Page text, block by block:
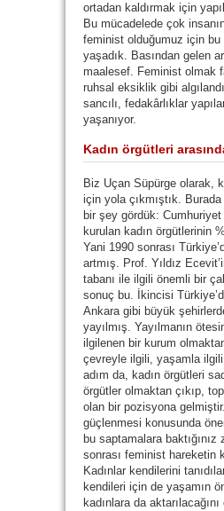
ortadan kaldırmak için
Bu mücadelede çok
feminist olduğumuz için bu
yaşadık. Basından gelen
maalesef. Feminist olmak
ruhsal eksiklik gibi
sancılı, fedakârlıklar
yaşanıyor.
Kadın örgütleri
Biz Uçan Süpürge olarak,
için yola çıkmıştık.
bir şey gördük:
kurulan kadın örgütlerinin
Yani 1990 sonrası
artmış. Prof. Yıldız
tabanı ile ilgili önemli bir
sonuç bu. İkincisi
Ankara gibi büyük
yayılmış. Yayılmanın
ilgilenen bir kurum
çevreyle ilgili, yaşamla
adım da, kadın örgütleri
örgütler olmaktan çıkıp,
olan bir pozisyona
güçlenmesi konusunda
bu saptamalara
sonrası feminist hareketin
Kadınlar kendilerini
kendileri için de yaşamın
kadınlara da